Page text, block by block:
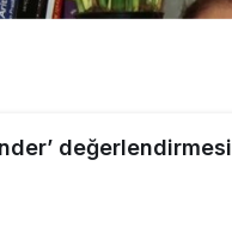
değerlendirmesi